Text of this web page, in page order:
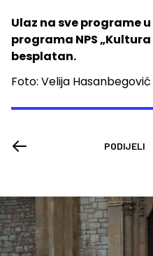
Ulaz na sve programe
programa NPS
besplatan.
Foto: Velija Hasanbegović
PODIJELI